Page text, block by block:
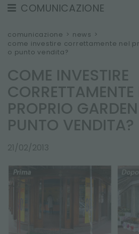
ALTRI RISULTATI PER TE:
COMUNICAZIONE
TESTIMONIAL
NEWS
CATALOGHI
NEWSLETTER
comunicazione > news >
come investire correttamente nel
o punto vendita?
COME INVESTIRE
CORRETTAMENTE
PROPRIO
PUNTO VENDITA?
21/02/2013